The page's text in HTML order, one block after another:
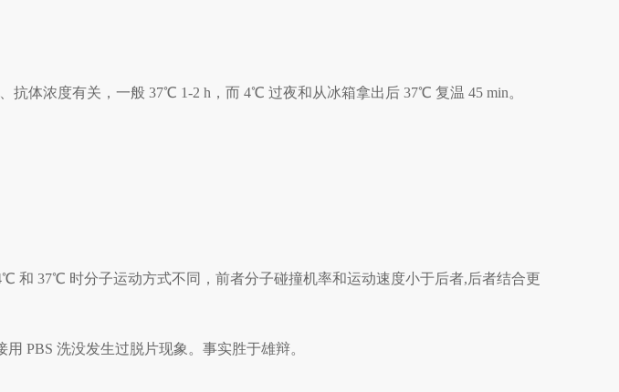
抗体浓度有关，一般 37℃ 1-2 h，而 4℃ 过夜和从冰箱拿出后 37℃ 复温 45 min。
℃ 和 37℃ 时分子运动方式不同，前者分子碰撞机率和运动速度小于后者,后者结合更
PBS 洗没发生过脱片现象。事实胜于雄辩。